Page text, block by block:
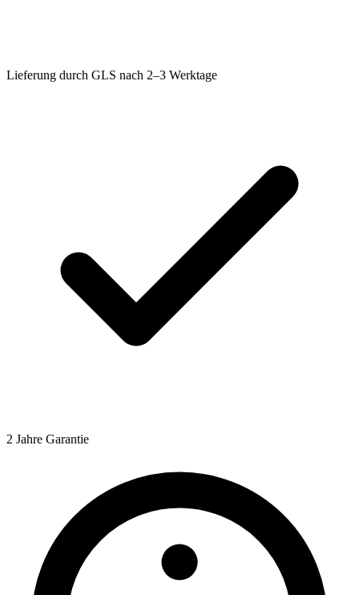
Lieferung durch GLS nach 2–3 Werktage
2 Jahre Garantie